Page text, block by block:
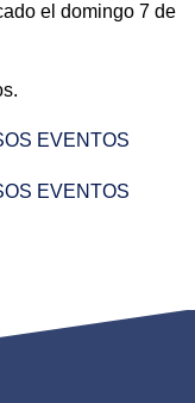
el domingo 7 de